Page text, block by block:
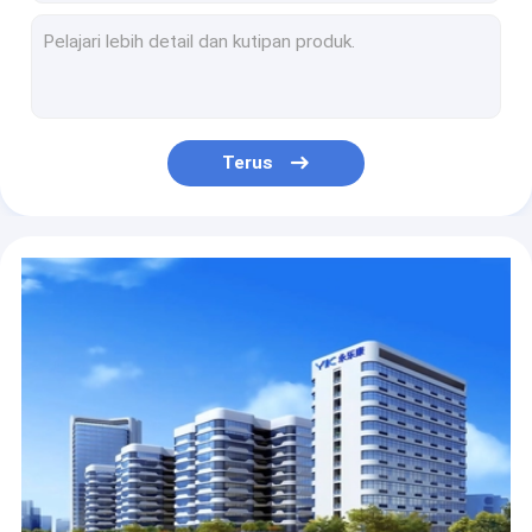
1120 RPM 0.4L Mesin Ball Mill Laboratorium Ukuran Mini Planetary Ganda
110V / 220V Planetary Laboratory Ball Mill Machine, 0.4L Benchtop Ball Mill
Lab 0.4L Planetary Table Top Ball Mill, Mesin Micro Ball Mill 220V / 110V
220V / 110V Dry Grinding Ball Mill, 0.4L Vertical Planetary Powder Mill Grinder
Terus